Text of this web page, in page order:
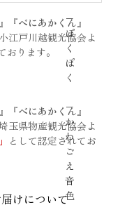
−
ぽ
く
ぽ
く
−
か
わ
ご
え
音
色
『べにあかくん』
江戸川越観光協会よ
おります。
『べにあかくん』
玉県物産観光協会よ
として認定されてお
けについて